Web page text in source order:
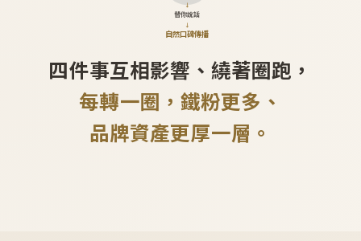
↓
替你說話
↓
自然口碑傳播
四件事互相影響、繞著圈跑，
每轉一圈，鐵粉更多、
品牌資產更厚一層。